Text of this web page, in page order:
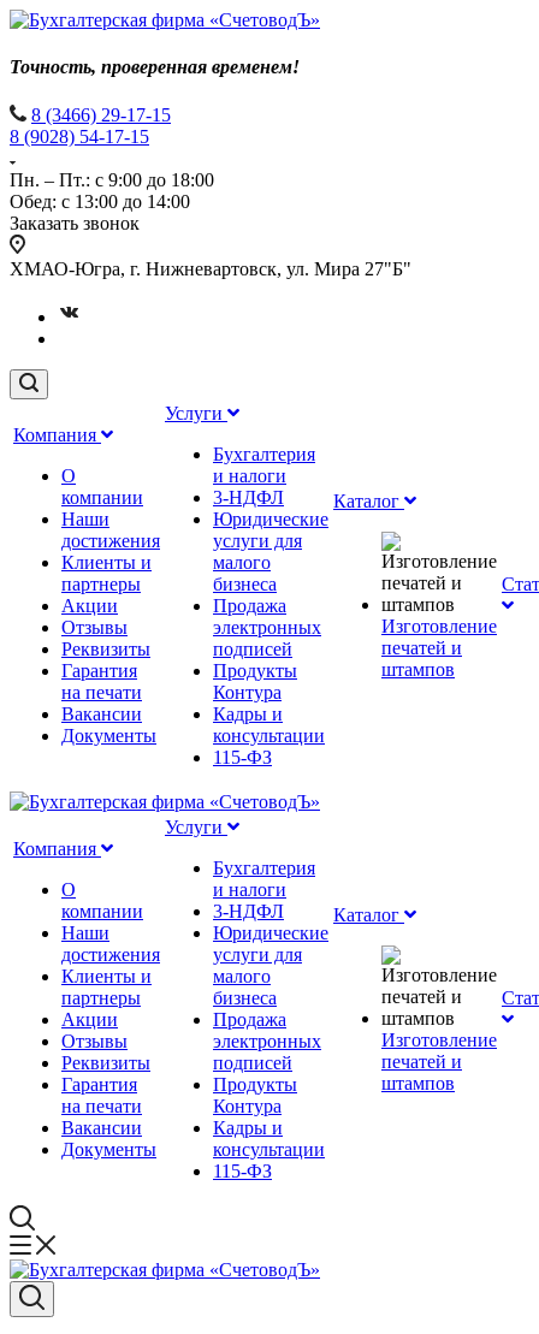
Точность, проверенная временем!
8 (3466) 29-17-15
8 (9028) 54-17-15
Пн. – Пт.: с 9:00 до 18:00
Обед: с 13:00 до 14:00
Заказать звонок
ХМАО-Югра, г. Нижневартовск, ул. Мира 27"Б"
Компания
О
компании
Наши
достижения
Клиенты и
партнеры
Акции
Отзывы
Реквизиты
Гарантия
на печати
Вакансии
Документы
Услуги
Бухгалтерия
и налоги
3-НДФЛ
Юридические
услуги для
малого
бизнеса
Продажа
электронных
подписей
Продукты
Контура
Кадры и
консультации
115-ФЗ
Каталог
Изготовление
печатей и
штампов
Компания
О
компании
Наши
достижения
Клиенты и
партнеры
Акции
Отзывы
Реквизиты
Гарантия
на печати
Вакансии
Документы
Услуги
Бухгалтерия
и налоги
3-НДФЛ
Юридические
услуги для
малого
бизнеса
Продажа
электронных
подписей
Продукты
Контура
Кадры и
консультации
115-ФЗ
Каталог
Изготовление
печатей и
штампов